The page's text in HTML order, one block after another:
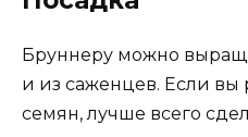
Бруннеру можно
и из саженцев. Если вы
семян, лучше всего